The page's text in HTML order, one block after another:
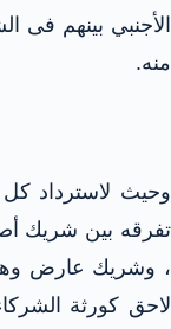
الأجنبي بينهم فى
منه.
وحيث لاسترداد
تفرقه بين شريك
، وشريك عارض
لاحق كورثة